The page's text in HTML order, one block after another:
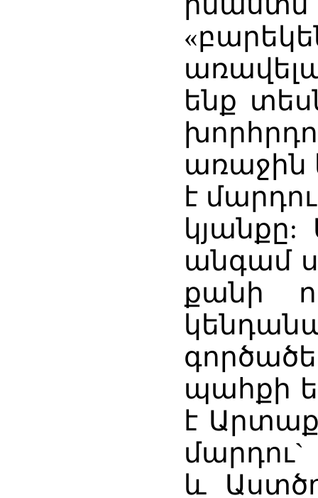
ենք
առաջին
է
կյանքը:
անգամ
քանի
պահքի
է
և Աստծո